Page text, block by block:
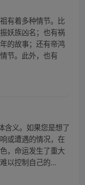
有着多种情节。比
妖族凶名；也有祸
的故事；还有帝鸿
节。此外，也有
含义。如果您是想了
或遭遇的情况，在
，命运发生了重大
以控制自己的...